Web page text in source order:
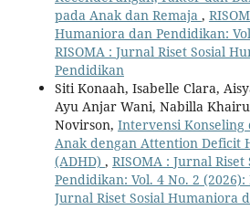
pada Anak dan Remaja ,
Humaniora dan Pendidikan:
RISOMA : Jurnal Riset Sosial
Pendidikan
Siti Konaah, Isabelle Clara,
Ayu Anjar Wani, Nabilla
Novirson, Intervensi Konseling
Anak dengan Attention Deficit
(ADHD) , RISOMA : Jurnal
Pendidikan: Vol. 4 No. 2 (2026):
Jurnal Riset Sosial Humaniora